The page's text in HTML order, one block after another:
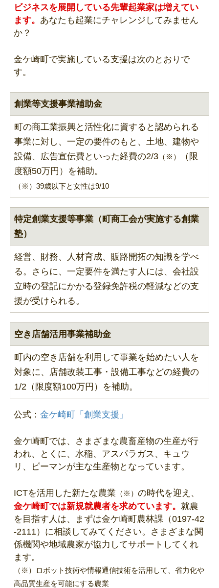
ビジネスを展開している先輩起業家は増えてい
ます。 あなたも起業にチャレンジしてみません
か？
金ケ崎町で実施している支援は次のとおりで
す。
創業等支援事業補助金
町の商工業振興と活性化に資すると認められる
事業に対し、一定の要件のもと、土地、建物や
設備、広告宣伝費といった経費の2/3 （※）
（限
度額50万円）を補助。
（※）39歳以下と女性は9/10
特定創業支援等事業（町商工会が実施する創業
塾）
経営、財務、人材育成、販路開拓の知識を学べ
る。さらに、一定要件を満たす人には、会社設
立時の登記にかかる登録免許税の軽減などの支
援が受けられる。
空き店舗活用事業補助金
町内の空き店舗を利用して事業を始めたい人を
対象に、店舗改装工事・設備工事などの経費の
1/2（限度額100万円）を補助。
公式： 金ケ崎町「創業支援」
金ケ崎町では、さまざまな農畜産物の生産が行
われ、とくに、水稲、アスパラガス、キュウ
リ、ピーマンが主な生産物となっています。
ICTを活用した新たな農業 （※） の時代を迎え、
金ケ崎町では新規就農者を求めています。 就農
を目指す人は、まずは金ケ崎町農林課（0197-42
-2111）に相談してみてください。さまざまな関
係機関や地域農家が協力してサポートしてくれ
ます。
（※）ロボット技術や情報通信技術を活用して、省力化や
高品質生産を可能にする農業